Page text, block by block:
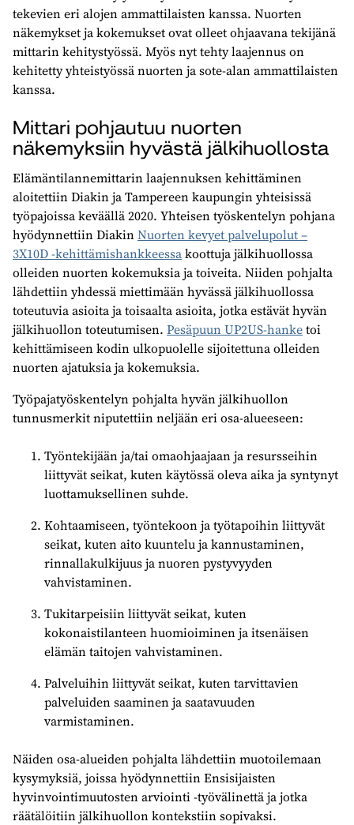
tekevien eri alojen ammattilaisten kanssa. Nuorten
näkemykset ja kokemukset ovat olleet ohjaavana tekijänä
mittarin kehitystyössä. Myös nyt tehty laajennus on
kehitetty yhteistyössä nuorten ja sote-alan ammattilaisten
kanssa.
Mittari pohjautuu nuorten
näkemyksiin hyvästä jälkihuollosta
Elämäntilannemittarin laajennuksen kehittäminen
aloitettiin Diakin ja Tampereen kaupungin yhteisissä
työpajoissa keväällä 2020. Yhteisen työskentelyn pohjana
hyödynnettiin DiakinNuorten kevyet palvelupolut –
3X10D -kehittämishankkeessakoottuja jälkihuollossa
olleiden nuorten kokemuksia ja toiveita. Niiden pohjalta
lähdettiin yhdessä miettimään hyvässä jälkihuollossa
toteutuvia asioita ja toisaalta asioita, jotka estävät hyvän
jälkihuollon toteutumisen. Pesäpuun UP2US-hanketoi
kehittämiseen kodin ulkopuolelle sijoitettuna olleiden
nuorten ajatuksia ja kokemuksia.
Työpajatyöskentelyn pohjalta hyvän jälkihuollon
tunnusmerkit niputettiin neljään eri osa-alueeseen:
Työntekijään ja/tai omaohjaajaan ja resursseihin
liittyvät seikat, kuten käytössä oleva aika ja syntynyt
luottamuksellinen suhde.
Kohtaamiseen, työntekoon ja työtapoihin liittyvät
seikat, kuten aito kuuntelu ja kannustaminen,
rinnallakulkijuus ja nuoren pystyvyyden
vahvistaminen.
Tukitarpeisiin liittyvät seikat, kuten
kokonaistilanteen huomioiminen ja itsenäisen
elämän taitojen vahvistaminen.
Palveluihin liittyvät seikat, kuten tarvittavien
palveluiden saaminen ja saatavuuden
varmistaminen.
Näiden osa-alueiden pohjalta lähdettiin muotoilemaan
kysymyksiä, joissa hyödynnettiin Ensisijaisten
hyvinvointimuutosten arviointi -työvälinettä ja jotka
räätälöitiin jälkihuollon kontekstiin sopivaksi.